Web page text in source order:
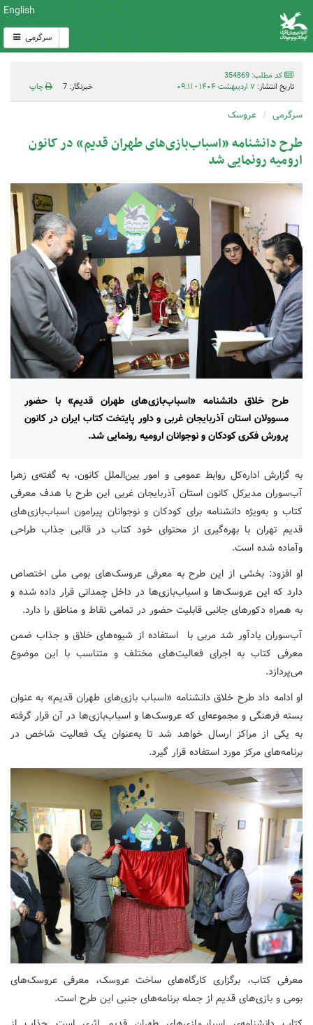
English
سرگرمی
کد مطلب: 354869
تاریخ انتشار: ۷ اردیبهشت ۱۴۰۴ - ۰۹:۱۱ خبرنگار: 7 چاپ
سرگرمی عروسک
طرح دانشنامه «اسباب‌بازی‌های طهران قدیم» در کانون
ارومیه رونمایی شد
طرح خلاق دانشنامه «اسباب‌بازی‌های طهران قدیم» با حضور
مسوولان استان آذربایجان غربی و داور پایتخت کتاب ایران در کانون
پرورش فکری کودکان و نوجوانان ارومیه رونمایی شد.
به گزارش اداره‌کل روابط عمومی و امور بین‌الملل کانون، به گفته‌ی زهرا
آب‌سوران مدیرکل کانون استان آذربایجان غربی این طرح با هدف معرفی
کتاب و به‌ویژه دانشنامه برای کودکان و نوجوانان پیرامون اسباب‌بازی‌های
قدیم تهران با بهره‌گیری از محتوای خود کتاب در قالبی جذاب طراحی
وآماده شده است.
او افزود: بخشی از این طرح به معرفی عروسک‌های بومی ملی اختصاص
دارد که این عروسک‌ها و اسباب‌بازی‌ها در داخل چمدانی قرار داده شده و
به همراه دکورهای جانبی قابلیت حضور در تمامی نقاط و مناطق را دارد.
آب‌سوران یادآور شد مربی با استفاده از شیوه‌های خلاق و جذاب ضمن
معرفی کتاب به اجرای فعالیت‌های مختلف و متناسب با این موضوع
می‌پردازد.
او ادامه داد طرح خلاق دانشنامه «اسباب بازی‌های طهران قدیم» به عنوان
بسته فرهنگی و مجموعه‌ای که عروسک‌ها و اسباب‌بازی‌ها در آن قرار گرفته
به یکی از مراکز ارسال خواهد شد تا به‌عنوان یک فعالیت شاخص در
برنامه‌های مرکز مورد استفاده قرار گیرد.
معرفی کتاب، برگزاری کارگاه‌های ساخت عروسک، معرفی عروسک‌های
بومی و بازی‌های قدیم از جمله برنامه‌های جنبی این طرح است.